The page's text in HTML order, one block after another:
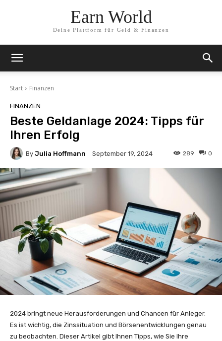
Earn World
Deine Plattform für Geld & Finanzen
Start Finanzen
FINANZEN
Beste Geldanlage 2024: Tipps für
Ihren Erfolg
By Julia Hoffmann September 19, 2024 0
289
2024 bringt neue Herausforderungen und Chancen für Anleger.
Es ist wichtig, die Zinssituation und Börsenentwicklungen genau
zu beobachten. Dieser Artikel gibt Ihnen Tipps, wie Sie Ihre